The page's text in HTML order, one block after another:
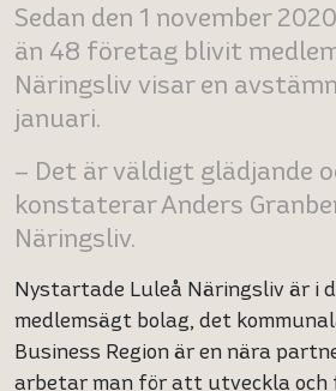
Sedan den 1 november
än 48 företag blivit
Näringsliv visar en
januari.
– Det är väldigt glädjande
konstaterar Anders
Näringsliv.
Nystartade Luleå Näringsliv är i
medlemsägt bolag, det
Business Region är en nära
arbetar man för att utveckla och